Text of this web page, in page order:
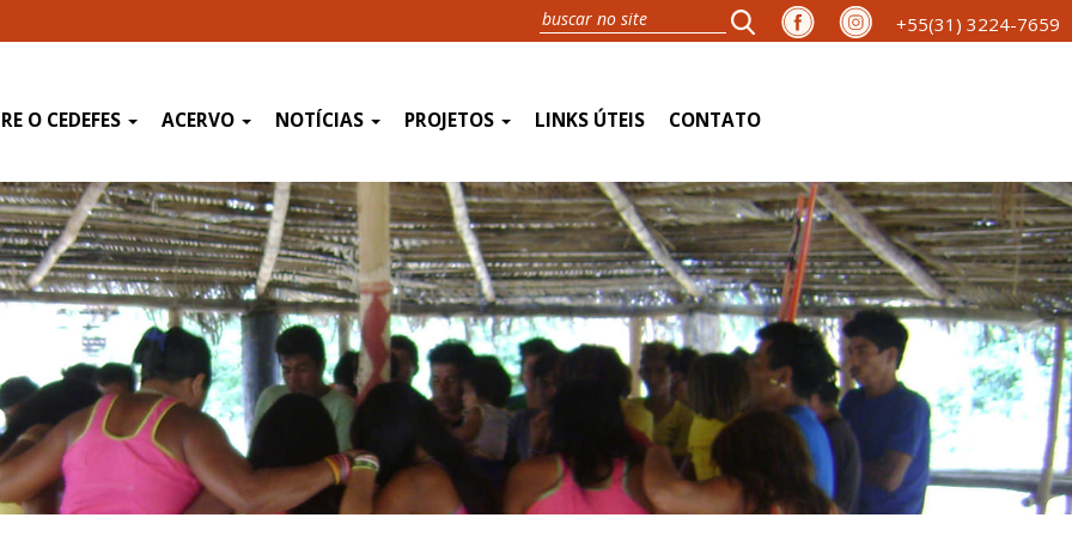
+55(31) 3224-7659
O CEDEFES ACERVO NOTÍCIAS PROJETOS LINKS ÚTEIS CONTATO